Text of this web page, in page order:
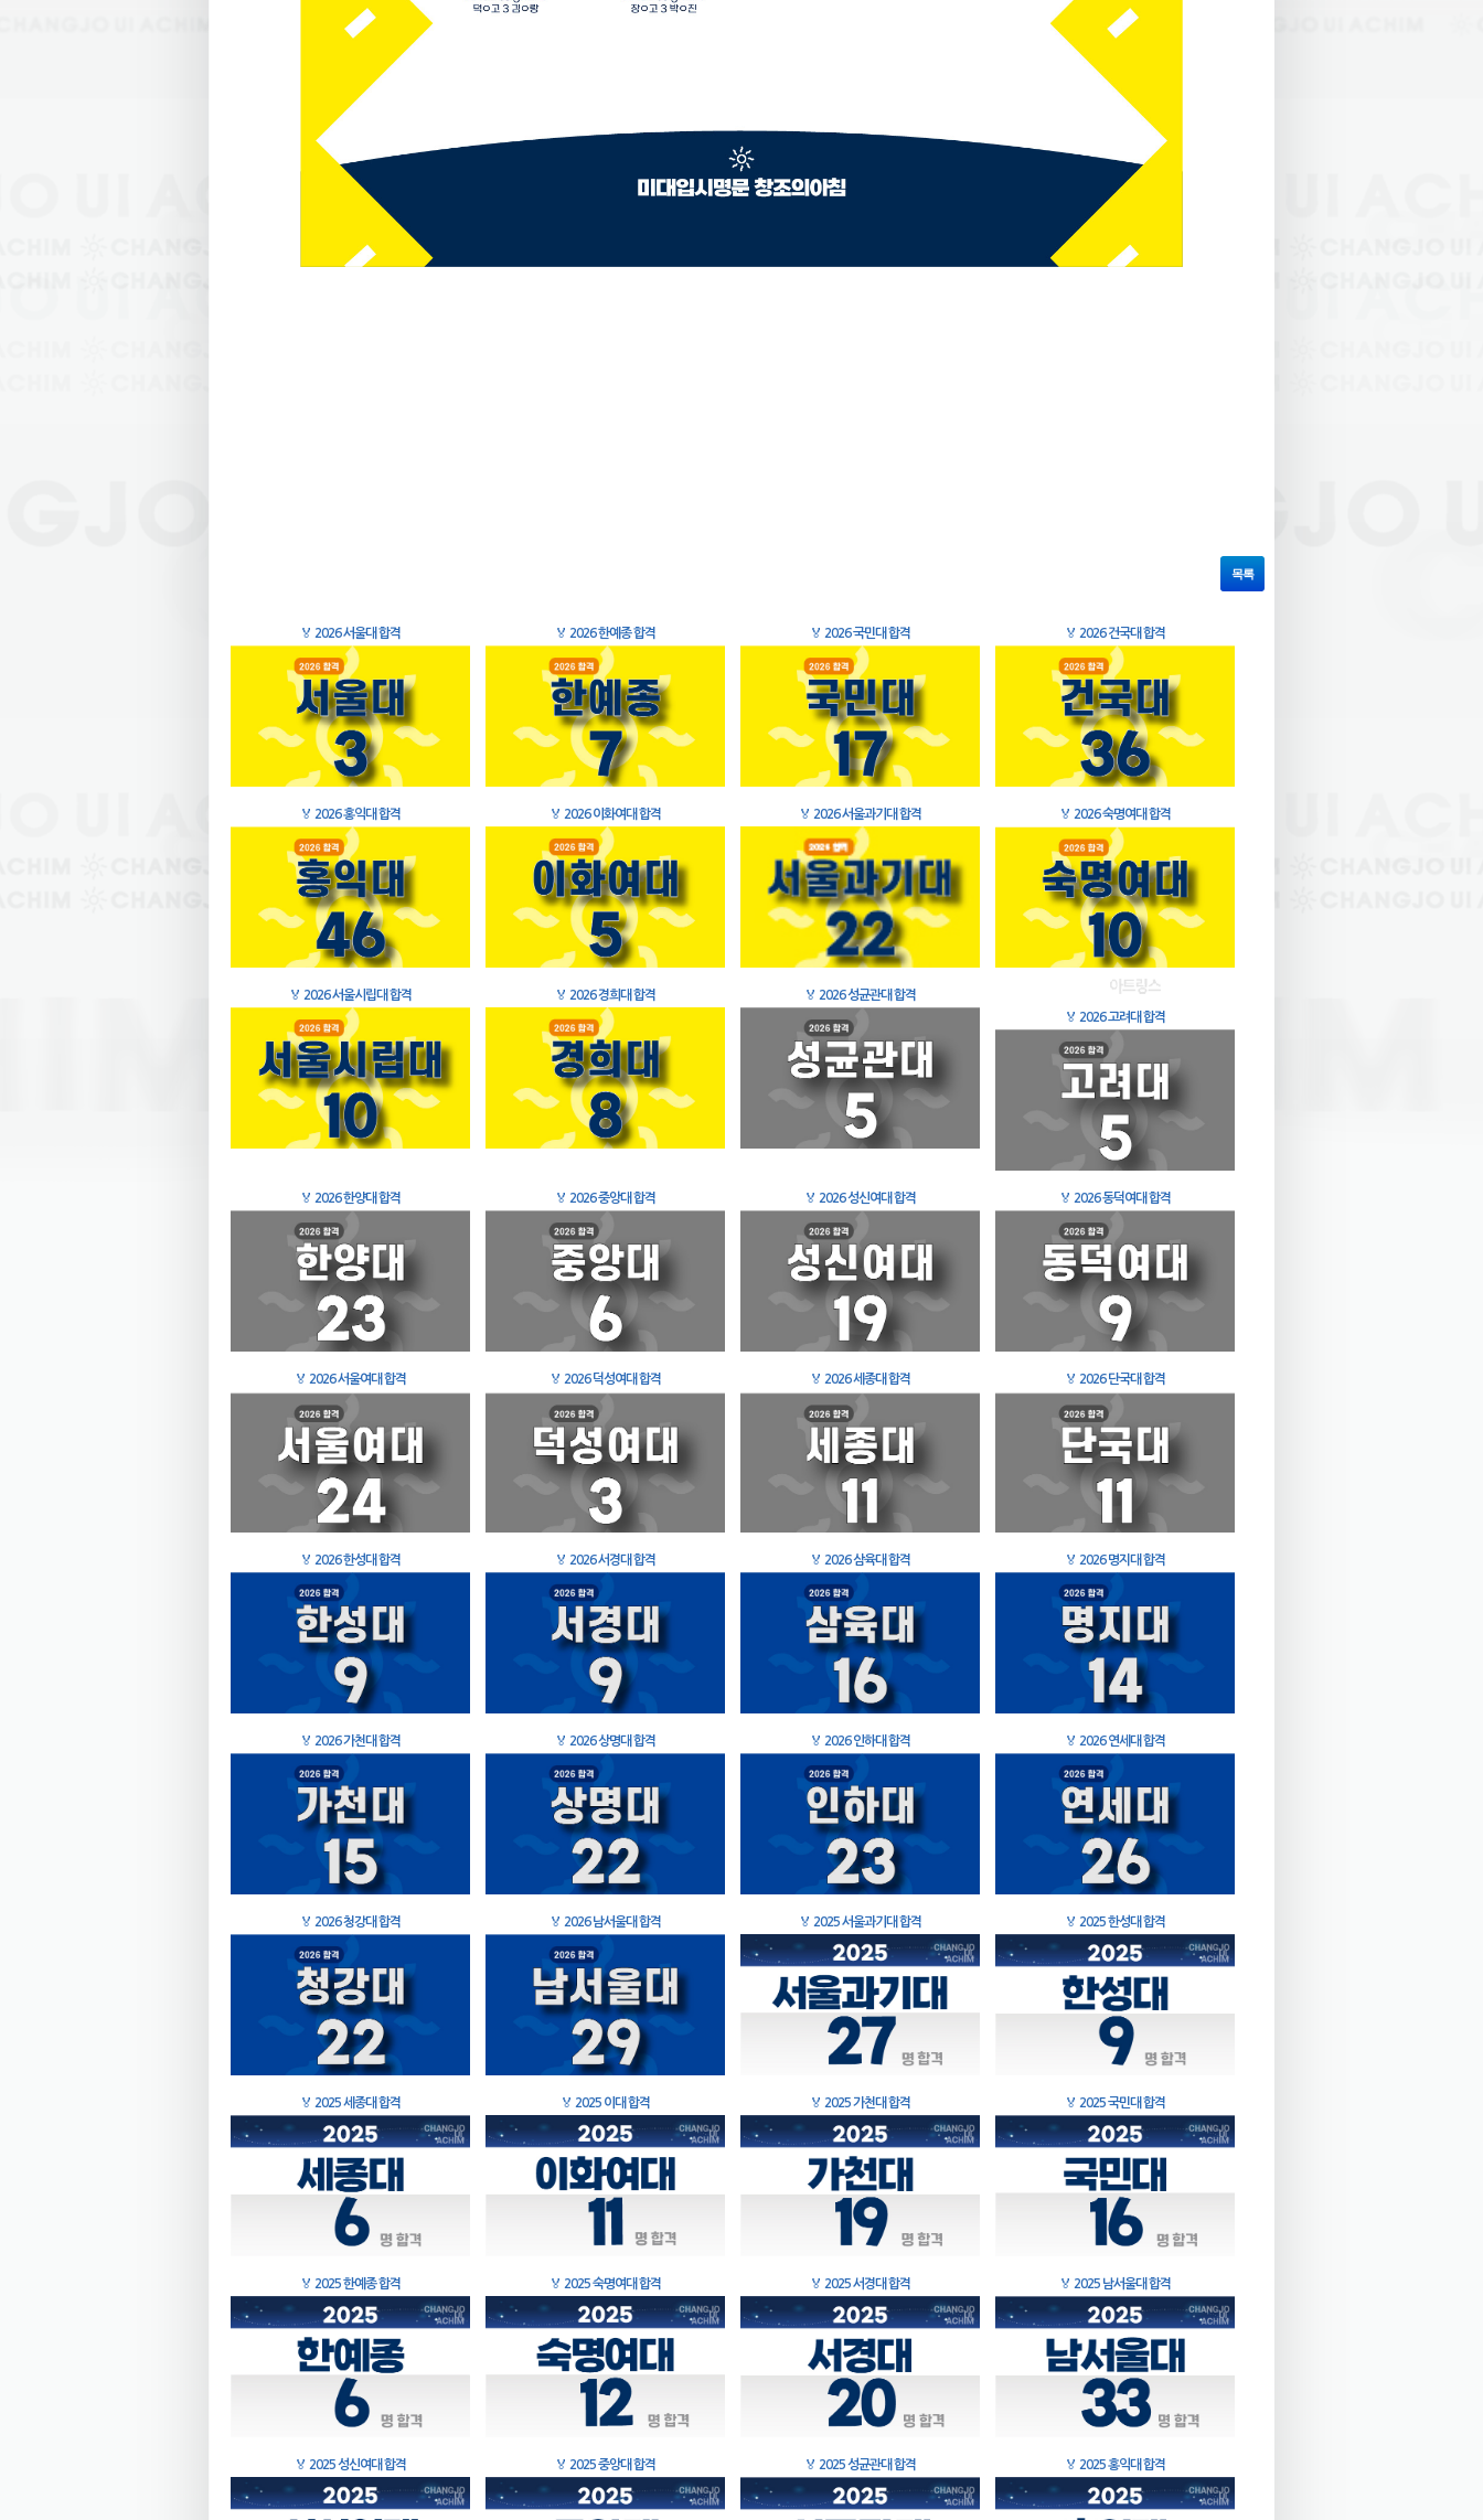
목록
🏅 2026 서울대 합격 🏅 2026 한예종 합격 🏅 2026 국민대 합격 🏅 2026 건국대 합격
🏅 2026 홍익대 합격 🏅 2026 이화여대 합격 🏅 2026 서울과기대 합격 🏅 2026 숙명여대 합격
🏅 2026 서울시립대 합격 🏅 2026 경희대 합격 🏅 2026 성균관대 합격
🏅 2026 고려대 합격
🏅 2026 한양대 합격 🏅 2026 중앙대 합격 🏅 2026 성신여대 합격 🏅 2026 동덕여대 합격
🏅 2026 서울여대 합격 🏅 2026 덕성여대 합격 🏅 2026 세종대 합격 🏅 2026 단국대 합격
🏅 2026 한성대 합격 🏅 2026 서경대 합격 🏅 2026 삼육대 합격 🏅 2026 명지대 합격
🏅 2026 가천대 합격 🏅 2026 상명대 합격 🏅 2026 인하대 합격 🏅 2026 연세대 합격
🏅 2026 청강대 합격 🏅 2026 남서울대 합격 🏅 2025 서울과기대 합격 🏅 2025 한성대 합격
🏅 2025 세종대 합격 🏅 2025 이대 합격 🏅 2025 가천대 합격 🏅 2025 국민대 합격
🏅 2025 한예종 합격 🏅 2025 숙명여대 합격 🏅 2025 서경대 합격 🏅 2025 남서울대 합격
🏅 2025 성신여대 합격 🏅 2025 중앙대 합격 🏅 2025 성균관대 합격 🏅 2025 홍익대 합격